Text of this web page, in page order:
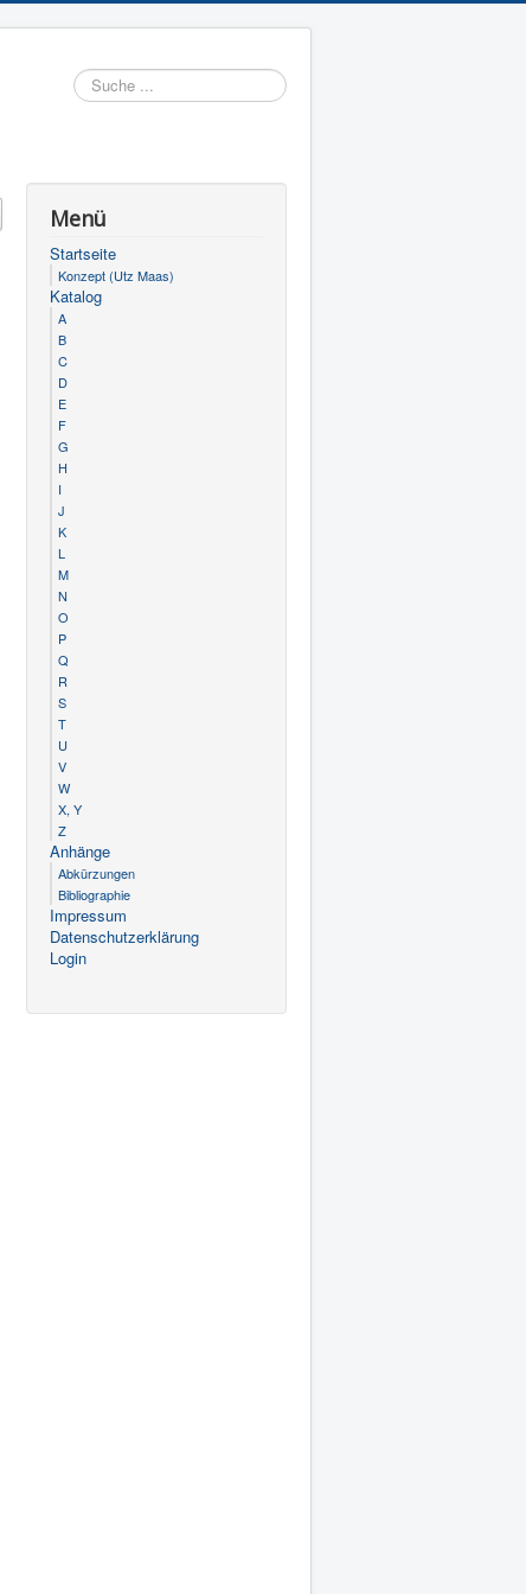
Menü
Startseite
Konzept (Utz Maas)
Katalog
A
B
C
D
E
F
G
H
I
J
K
L
M
N
O
P
Q
R
S
T
U
V
W
X, Y
Z
Anhänge
Abkürzungen
Bibliographie
Impressum
Datenschutzerklärung
Login